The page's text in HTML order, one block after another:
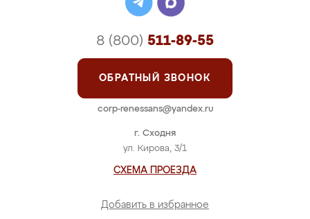
г. Сходня
ул. Кирова, 3/1
СХЕМА ПРОЕЗДА
Добавить в избранное
8 (800) 511-89-55
ОБРАТНЫЙ ЗВОНОК
corp-renessans@yandex.ru